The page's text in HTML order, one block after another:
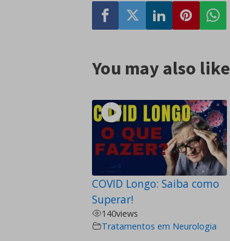
You may also like
COVID Longo: Saiba como
Superar!
140views
Tratamentos em Neurologia